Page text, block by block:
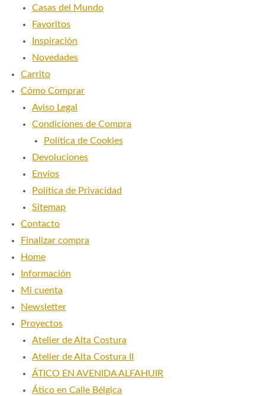
CONTACTO
Casas del Mundo
Favoritos
Inspiración
Novedades
Carrito
Cómo Comprar
Aviso Legal
Condiciones de Compra
Política de Cookies
Devoluciones
Envíos
Política de Privacidad
Sitemap
Contacto
Finalizar compra
Home
Información
Mi cuenta
Newsletter
Proyectos
Atelier de Alta Costura
Atelier de Alta Costura II
ÁTICO EN AVENIDA ALFAHUIR
Ático en Calle Bélgica